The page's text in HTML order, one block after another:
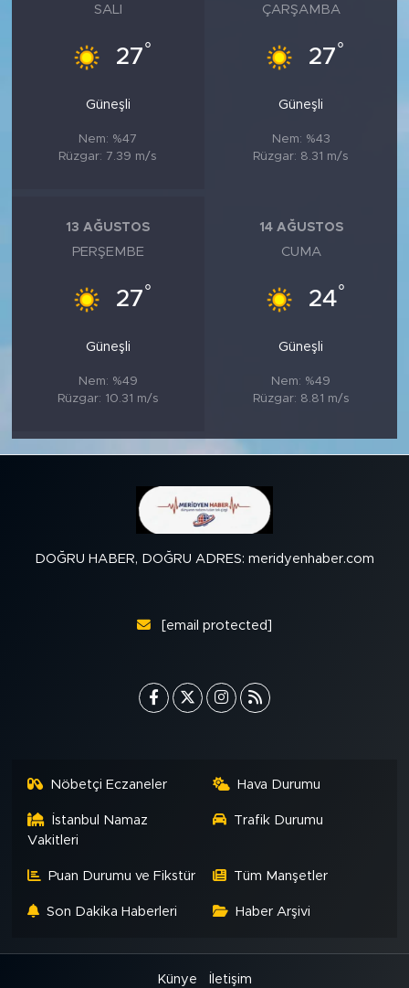
SALI
27°
Güneşli
Nem: %47
Rüzgar: 7.39 m/s
ÇARŞAMBA
27°
Güneşli
Nem: %43
Rüzgar: 8.31 m/s
13 AĞUSTOS
PERŞEMBE
27°
Güneşli
Nem: %49
Rüzgar: 10.31 m/s
14 AĞUSTOS
CUMA
24°
Güneşli
Nem: %49
Rüzgar: 8.81 m/s
DOĞRU HABER, DOĞRU ADRES: meridyenhaber.com
[email protected]
Nöbetçi Eczaneler Hava Durumu
İstanbul Namaz
Vakitleri
Trafik Durumu
Puan Durumu ve Fikstür Tüm Manşetler
Son Dakika Haberleri Haber Arşivi
Künye İletişim